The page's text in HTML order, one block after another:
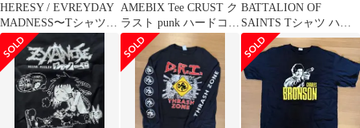
HERESY / EVREYDAY
MADNESS〜Tシャツ
80’sハードコア
AMEBIX Tee CRUST ク
ラスト punk ハードコア
disclose
BATTALION OF
SAINTS Tシャツ ハー
ドコア punk GISM